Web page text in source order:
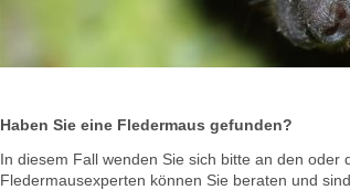
Haben Sie eine Fledermaus gefunden?
In diesem Fall wenden Sie sich bitte an den
Fledermausexperten können Sie beraten und